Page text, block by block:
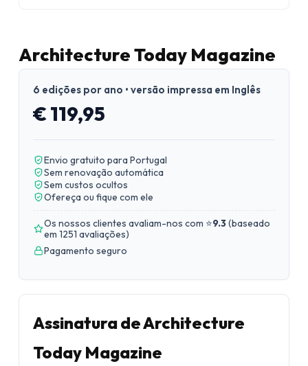
Architecture Today Magazine
6 edições por ano • versão impressa em Inglês
€ 119,95
Envio gratuito para Portugal
Sem renovação automática
Sem custos ocultos
Ofereça ou fique com ele
Os nossos clientes avaliam-nos com ⭐9.3(baseado
em 1251 avaliações)
Pagamento seguro
Assinatura de Architecture
Today Magazine